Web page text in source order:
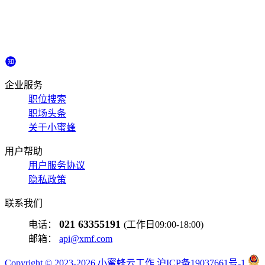
企业服务
职位搜索
职场头条
关于小蜜蜂
用户帮助
用户服务协议
隐私政策
联系我们
电话： 021 63355191 (工作日09:00-18:00)
邮箱： api@xmf.com
Copyright © 2023-2026 小蜜蜂云工作 沪ICP备19037661号-1